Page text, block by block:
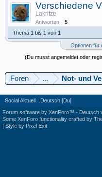
Verschiedene
Lakritze
Antworten: 5
Thema 1 bis 1 von 1
Optionen für
(Du musst angemeldet oder
Foren ... Not- und
Social Aktuell Deutsch [Du]
Forum software by XenForo™ - Deutsch
Some XenForo functionality crafted by
| Style by Pixel Exit